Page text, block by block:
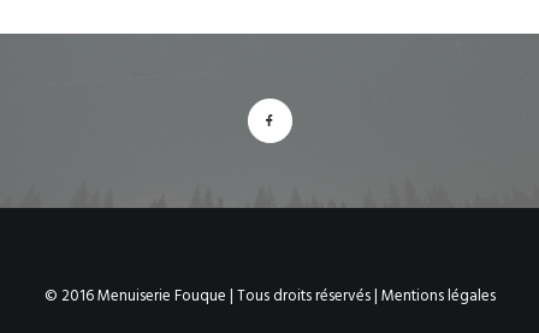
© 2016 Menuiserie Fouque | Tous droits réservés |Mentions légales